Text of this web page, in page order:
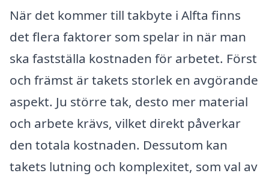
När det kommer till takbyte i Alfta finns
det flera faktorer som spelar in när man
ska fastställa kostnaden för arbetet. Först
och främst är takets storlek en avgörande
aspekt. Ju större tak, desto mer material
och arbete krävs, vilket direkt påverkar
den totala kostnaden. Dessutom kan
takets lutning och komplexitet, som val av